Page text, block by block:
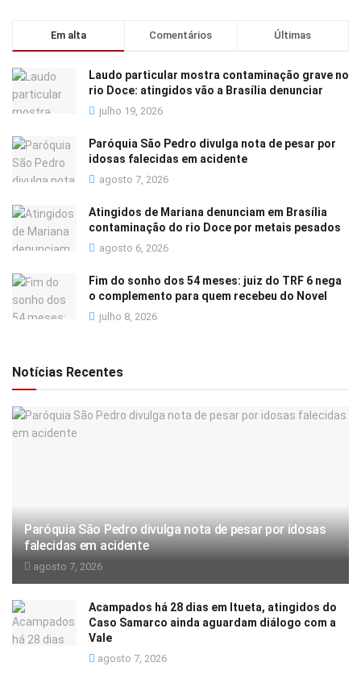
Em alta Comentários Últimas
Laudo particular mostra contaminação grave no
rio Doce: atingidos vão a Brasília denunciar
julho 19, 2026
Paróquia São Pedro divulga nota de pesar por
idosas falecidas em acidente
agosto 7, 2026
Atingidos de Mariana denunciam em Brasília
contaminação do rio Doce por metais pesados
agosto 6, 2026
Fim do sonho dos 54 meses: juiz do TRF 6 nega
o complemento para quem recebeu do Novel
julho 8, 2026
Notícias Recentes
Paróquia São Pedro divulga nota de pesar por idosas
falecidas em acidente
agosto 7, 2026
Acampados há 28 dias em Itueta, atingidos do
Caso Samarco ainda aguardam diálogo com a
Vale
agosto 7, 2026